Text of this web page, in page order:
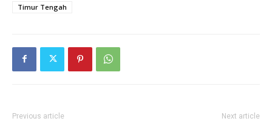
Timur Tengah
Previous article Next article